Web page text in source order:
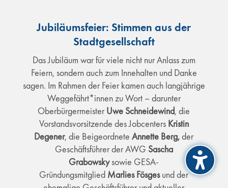
Jubiläumsfeier: Stimmen aus der
Stadtgesellschaft
Das Jubiläum war für viele nicht nur Anlass zum
Feiern, sondern auch zum Innehalten und Danke
sagen. Im Rahmen der Feier kamen auch langjährige
Weggefährt*innen zu Wort – darunter
OberbürgermeisterUwe Schneidewind, die
Vorstandsvorsitzende des Jobcenters Kristin
Degener, die BeigeordneteAnnette Berg,der
Geschäftsführer der AWG Sascha
Grabowsky sowie GESA-
Gründungsmitglied Marlies Fösgesund der